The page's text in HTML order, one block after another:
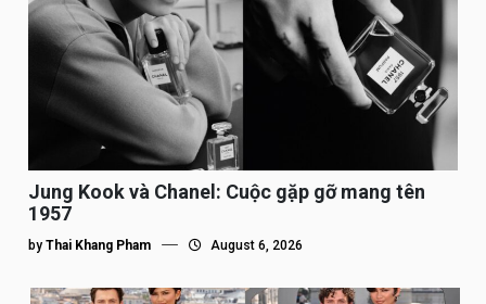
Jung Kook và Chanel: Cuộc gặp gỡ mang tên
1957
by Thai Khang Pham August 6, 2026